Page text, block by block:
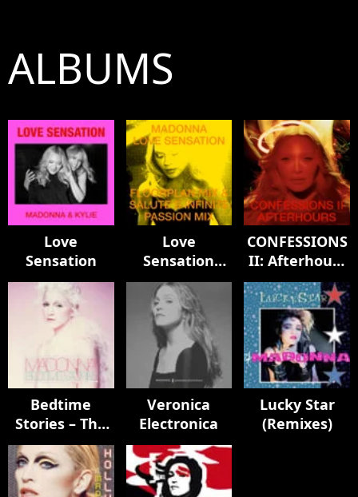
ALBUMS
Love
Sensation
Love
Sensation
Remixes
CONFESSIONS
II: Afterhours
Edition
Bedtime
Stories – The
Untold
Chapter
Veronica
Electronica
Lucky Star
(Remixes)